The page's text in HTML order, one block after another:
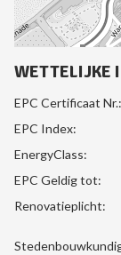
WETTELIJKE
EPC Certificaat Nr.:
EPC Index:
EnergyClass:
EPC Geldig tot:
Renovatieplicht: